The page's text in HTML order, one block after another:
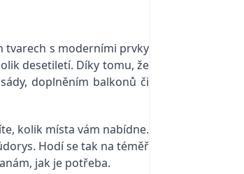
tvarech s moderními prvky
desetiletí. Díky tomu, že
doplněním balkonů či
kolik místa vám nabídne.
Hodí se tak na téměř
jak je potřeba.